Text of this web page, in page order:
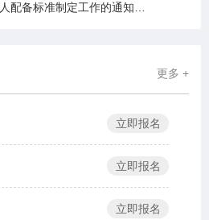
配备标准制定工作的通知…
更多 +
立即报名
立即报名
立即报名